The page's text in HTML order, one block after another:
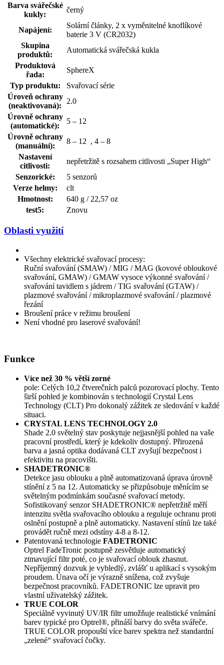
Barva svářečské
kukly:
černý
Napájení:
Solární články, 2 x vyměnitelné knoflíkové
baterie 3 V (CR2032)
Skupina
produktů:
Automatická svářečská kukla
Produktová
řada:
SphereX
Typ produktu:
Svařovací série
Úroveň ochrany
(neaktivovaná):
2.0
Úrovně ochrany
(automatické):
5 – 12
Úrovně ochrany
(manuální):
8 – 12 , 4 – 8
Nastavení
citlivosti:
nepřetržitě s rozsahem citlivosti „Super High“
Senzorické:
5 senzorů
Verze helmy:
clt
Hmotnost:
640 g / 22,57 oz
test5:
Znovu
Oblasti využití
Všechny elektrické svařovací procesy:
Ruční svařování (SMAW) / MIG / MAG (kovové obloukové
svařování, GMAW) / GMAW vysoce výkonné svařování /
svařování tavidlem s jádrem / TIG svařování (GTAW) /
plazmové svařování / mikroplazmové svařování / plazmové
řezání
Broušení práce v režimu broušení
Není vhodné pro laserové svařování!
Funkce
Více než 30 % větší zorné
pole: Celých 10,2 čtverečních palců pozorovací plochy. Tento
širší pohled je kombinován s technologií Crystal Lens
Technology (CLT) Pro dokonalý zážitek ze sledování v každé
situaci.
CRYSTAL LENS TECHNOLOGY 2.0
Shade 2.0 světelný stav poskytuje nejjasnější pohled na vaše
pracovní prostředí, který je kdekoliv dostupný. Přirozená
barva a jasná optika dodávaná CLT zvyšují bezpečnost i
efektivitu na pracovišti.
SHADETRONIC®
Detekce jasu oblouku a plně automatizovaná úprava úrovně
stínění z 5 na 12. Automaticky se přizpůsobuje měnícím se
světelným podmínkám současné svařovací metody.
Sofistikovaný senzor SHADETRONIC® nepřetržitě měří
intenzitu světla svařovacího oblouku a reguluje ochranu proti
oslnění postupně a plně automaticky. Nastavení stínů lze také
provádět ručně mezi odstíny 4-8 a 8-12.
Patentovaná technologie FADETRONIC
Optrel FadeTronic postupně zesvětluje automatický
ztmavující filtr poté, co je svařovací oblouk zhasnut.
Nepříjemný dozvuk je vybledlý, zvlášť u aplikací s vysokým
proudem. Únava očí je výrazně snížena, což zvyšuje
bezpečnost pracovníků. FADETRONIC lze upravit pro
vlastní uživatelský zážitek.
TRUE COLOR
Speciálně vyvinutý UV/IR filtr umožňuje realistické vnímání
barev typické pro Optrel®, přináší barvy do světa svářeče.
TRUE COLOR propouští více barev spektra než standardní
„zelené“ svařovací čočky.